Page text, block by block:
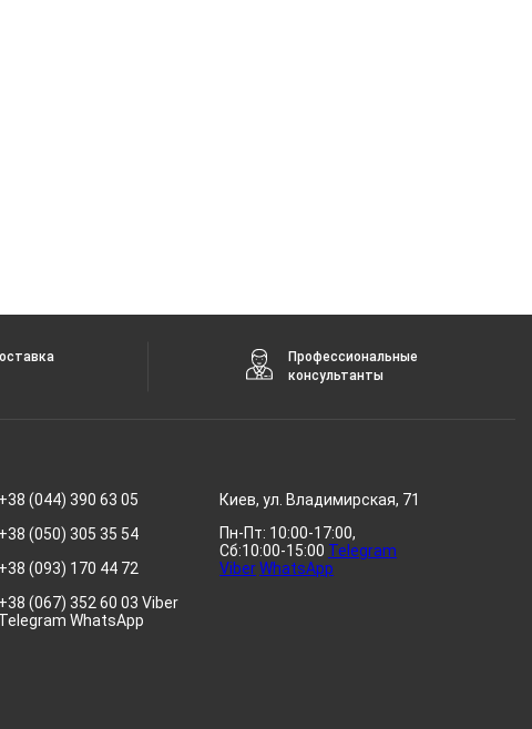
Профессиональные
консультанты
+38 (044) 390 63 05
+38 (050) 305 35 54
+38 (093) 170 44 72
+38 (067) 352 60 03 Viber
Telegram WhatsApp
Киев, ул. Владимирская, 71
Пн-Пт: 10:00-17:00,
Сб:10:00-15:00 Telegram
ViberWhatsApp